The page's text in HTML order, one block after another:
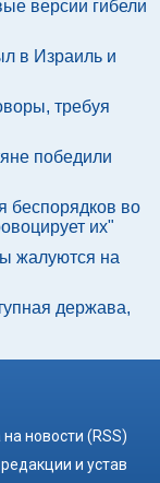
версии гибели
в Израиль и
требуя
победили
беспорядков во
их"
жалуются на
держава,
новости (RSS)
и устав